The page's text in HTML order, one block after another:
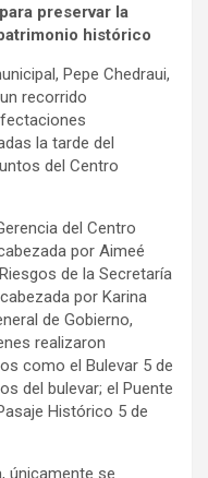
preservar la
histórico
Pepe Chedraui,
recorrido
la tarde del
del Centro
del Centro
por Aimeé
de la Secretaría
por Karina
de Gobierno,
realizaron
como el Bulevar 5 de
del bulevar; el Puente
Histórico 5 de
únicamente se